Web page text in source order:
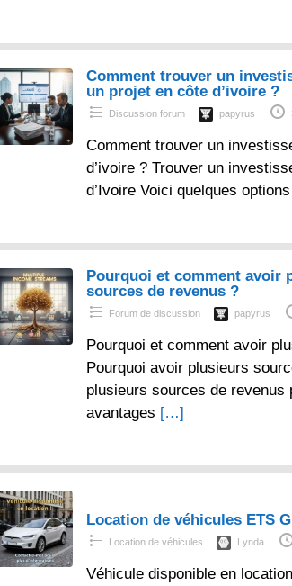
Comment trouver un
un projet en côte d’ivoire ?
Discussion forum papyrus
Comment trouver un
d’ivoire ? Trouver un
d’Ivoire Voici quelques
Pourquoi et comment avoir
sources de revenus ?
Forum de discussion papyrus
Pourquoi et comment avoir
Pourquoi avoir plusieurs
plusieurs sources de revenus
avantages […]
Location de véhicules ETS
Location de véhicules Lynda
Véhicule disponible en